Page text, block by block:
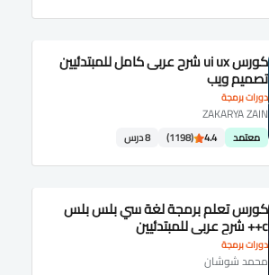
دورات برمجة
كورس ui ux شرح عربى كامل للمبتدئيين
تصميم ويب
ZAKARYA ZAIN
معتمد 4.4
(1198) 8 درس
دورات برمجة
كورس تعلم برمجة لغة سي بلس بلس
c++ شرح عربى للمبتدئيين
محمد شوشان